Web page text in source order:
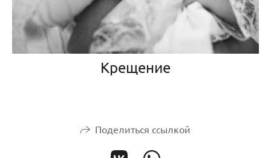
Крещение
Поделиться ссылкой